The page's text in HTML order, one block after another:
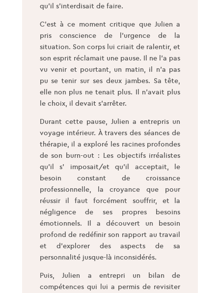
qu’il s’interdisait de faire.
C’est à ce moment critique que Julien a
pris conscience de l’urgence de la
situation. Son corps lui criait de ralentir, et
son esprit réclamait une pause. Il ne l’a pas
vu venir et pourtant, un matin, il n’a pas
pu se tenir sur ses deux jambes. Sa tête,
elle non plus ne tenait plus. Il n’avait plus
le choix, il devait s’arrêter.
Durant cette pause, Julien a entrepris un
voyage intérieur. À travers des séances de
thérapie, il a exploré les racines profondes
de son burn-out : Les objectifs irréalistes
qu’il s’ imposait/et qu’il acceptait, le
besoin constant de croissance
professionnelle, la croyance que pour
réussir il faut forcément souffrir, et la
négligence de ses propres besoins
émotionnels. Il a découvert un besoin
profond de redéfinir son rapport au travail
et d’explorer des aspects de sa
personnalité jusque-là inconsidérés.
Puis, Julien a entrepri un bilan de
compétences qui lui a permis de revisiter